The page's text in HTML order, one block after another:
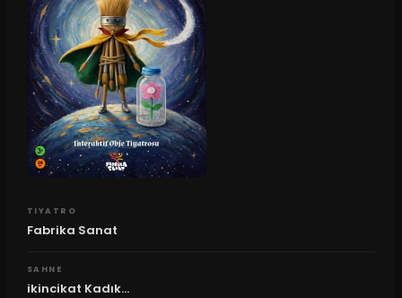
TIYATRO
Fabrika Sanat
SAHNE
ikincikat Kadık...